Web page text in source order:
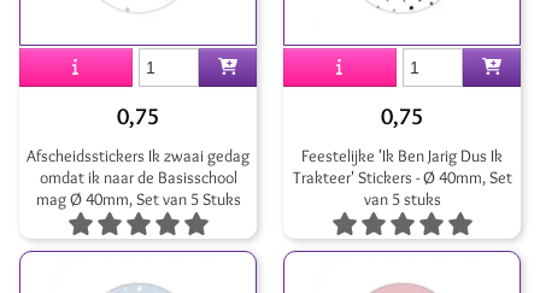
0,75
Afscheidsstickers Ik zwaai gedag
omdat ik naar de Basisschool
mag Ø 40mm, Set van 5 Stuks
0,75
Feestelijke 'Ik Ben Jarig Dus Ik
Trakteer' Stickers - Ø 40mm, Set
van 5 stuks